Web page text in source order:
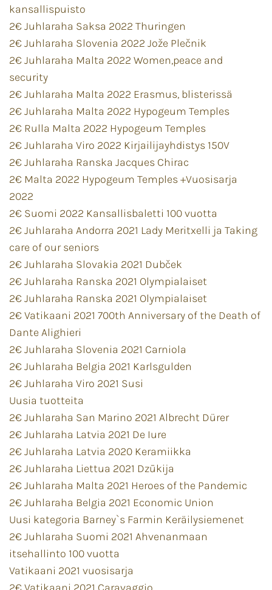
kansallispuisto
2€ Juhlaraha Saksa 2022 Thuringen
2€ Juhlaraha Slovenia 2022 Jože Plečnik
2€ Juhlaraha Malta 2022 Women,peace and
security
2€ Juhlaraha Malta 2022 Erasmus, blisterissä
2€ Juhlaraha Malta 2022 Hypogeum Temples
2€ Rulla Malta 2022 Hypogeum Temples
2€ Juhlaraha Viro 2022 Kirjailijayhdistys 150V
2€ Juhlaraha Ranska Jacques Chirac
2€ Malta 2022 Hypogeum Temples +Vuosisarja
2022
2€ Suomi 2022 Kansallisbaletti 100 vuotta
2€ Juhlaraha Andorra 2021 Lady Meritxelli ja Taking
care of our seniors
2€ Juhlaraha Slovakia 2021 Dubček
2€ Juhlaraha Ranska 2021 Olympialaiset
2€ Juhlaraha Ranska 2021 Olympialaiset
2€ Vatikaani 2021 700th Anniversary of the Death of
Dante Alighieri
2€ Juhlaraha Slovenia 2021 Carniola
2€ Juhlaraha Belgia 2021 Karlsgulden
2€ Juhlaraha Viro 2021 Susi
Uusia tuotteita
2€ Juhlaraha San Marino 2021 Albrecht Dürer
2€ Juhlaraha Latvia 2021 De Iure
2€ Juhlaraha Latvia 2020 Keramiikka
2€ Juhlaraha Liettua 2021 Dzūkija
2€ Juhlaraha Malta 2021 Heroes of the Pandemic
2€ Juhlaraha Belgia 2021 Economic Union
Uusi kategoria Barney`s Farmin Keräilysiemenet
2€ Juhlaraha Suomi 2021 Ahvenanmaan
itsehallinto 100 vuotta
Vatikaani 2021 vuosisarja